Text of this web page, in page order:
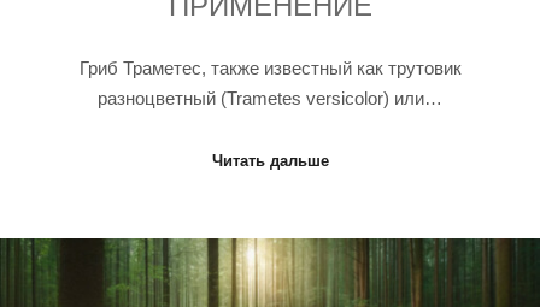
Гриб Траметес, также известный как трутовик
разноцветный (Trametes versicolor) или…
Читать дальше